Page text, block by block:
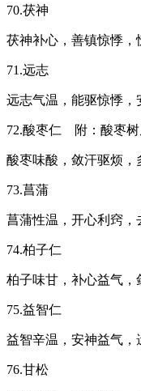
70.茯神
茯神补心，善镇惊悸，
71.远志
远志气温，能驱惊悸，
72.酸枣仁 附：酸枣树
酸枣味酸，敛汗驱烦，
73.菖蒲
菖蒲性温，开心利窍，
74.柏子仁
柏子味甘，补心益气，
75.益智仁
益智辛温，安神益气，
76.甘松